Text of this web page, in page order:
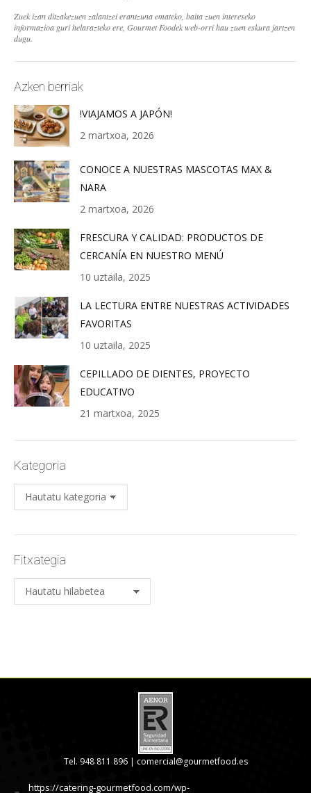
Zuek izan ditzakezuen zalantzei erantzuna emateko, baita zuen intereseko
informazioa guri helarazteko ere, Gourmet Foodek web-orri hau zuen eskura jartzen
dugu.
Azken berriak
!VIAJAMOS A JAPÓN!
2 martxoa, 2026
CONOCE A NUESTRAS MASCOTAS MAX &
NARA
2 martxoa, 2026
FRESCURA Y CALIDAD: PRODUCTOS DE
CERCANÍA EN NUESTRO MENÚ
10 uztaila, 2025
LA LECTURA ENTRE NUESTRAS ACTIVIDADES
FAVORITAS
10 uztaila, 2025
CEPILLADO DE DIENTES, PROYECTO
EDUCATIVO
21 martxoa, 2025
Kategoria
Kategoria
Fitxategia
Fitxategia
Tel. 948 811 896 | comercial@gourmetfood.es
https://catering-gourmetfood.com/wp-